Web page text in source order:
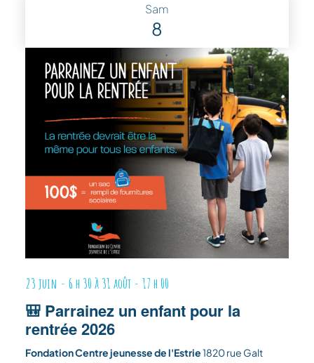
Sam
8
🎒 Parrainez un enfant pour la
rentrée 2026
23 juin - 6 h 30 à 31 août - 17 h 00
Fondation Centre jeunesse de l'Estrie1820 rue Galt